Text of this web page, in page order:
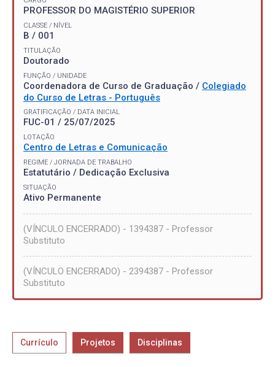
PROFESSOR DO MAGISTÉRIO SUPERIOR
CLASSE / NÍVEL
B / 001
TITULAÇÃO
Doutorado
FUNÇÃO / UNIDADE
Coordenadora de Curso de Graduação / Colegiado
do Curso de Letras - Português
GRATIFICAÇÃO / DATA INICIAL
FUC-01 / 25/07/2025
LOTAÇÃO
Centro de Letras e Comunicação
REGIME / JORNADA DE TRABALHO
Estatutário / Dedicação Exclusiva
SITUAÇÃO
Ativo Permanente
(VÍNCULO ENCERRADO) - 1394387 - Professor
Substituto
(VÍNCULO ENCERRADO) - 2394387 - Professor
Substituto
Currículo Projetos Disciplinas